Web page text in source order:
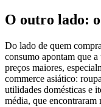
O outro lado:
Do lado de quem
consumo apontam que
preços maiores,
commerce asiático:
utilidades domésticas e
média, que encontraram